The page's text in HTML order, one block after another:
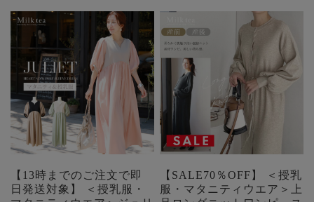
【13時までのご注文で即
日発送対象】 ＜授乳服・
【SALE70％OFF】 ＜授乳
服・マタニティウエア＞上